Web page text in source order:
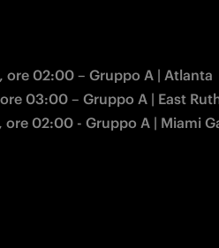
02:00 – Gruppo A | Atlanta
03:00 – Gruppo A | East
02:00 - Gruppo A | Miami